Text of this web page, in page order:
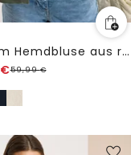
Kurzarm Hemdbluse aus reinem Leinen
€59,99€